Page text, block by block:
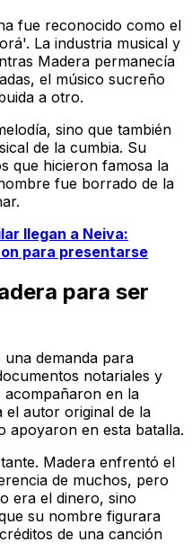
fue reconocido como el
La industria musical y
Madera permanecía
el músico sucreño
a otro.
sino que también
de la cumbia. Su
que hicieron famosa la
fue borrado de la
llegan a Neiva:
para presentarse
para ser
demanda para
notariales y
acompañaron en la
el autor original de la
apoyaron en esta batalla.
Madera enfrentó el
de muchos, pero
era el dinero, sino
su nombre figurara
de una canción